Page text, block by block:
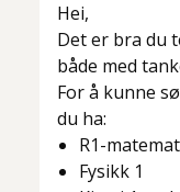
Hei,
Det er bra du
både med
For å kunne
du ha:
R1-
Fysikk 1